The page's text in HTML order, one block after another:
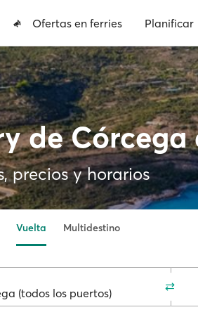
Ofertas en ferries Planificar
de
precios y horarios
Vuelta Multidestino